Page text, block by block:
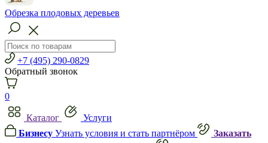
Обрезка плодовых деревьев
+7 (495) 290-0829
Обратный звонок
0
Каталог
Услуги
Бизнесу Узнать условия и стать партнёром
Заказать